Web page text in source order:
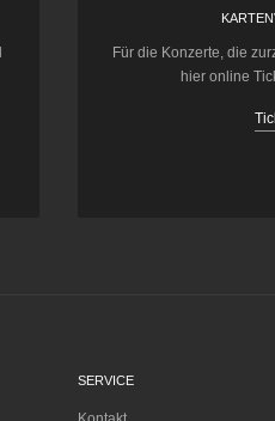
Für die Konzerte, die
hier online
SERVICE